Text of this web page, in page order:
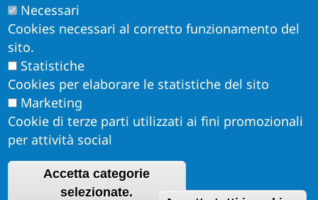
YouTube
Obiettivi di Accessibilità per l'anno 2026
Necessari
Cookies necessari al corretto funzionamento del
sito.
Statistiche
Cookies per elaborare le statistiche del sito
Marketing
Cookie di terze parti utilizzati ai fini promozionali
per attività social
Accetta categorie
selezionate.